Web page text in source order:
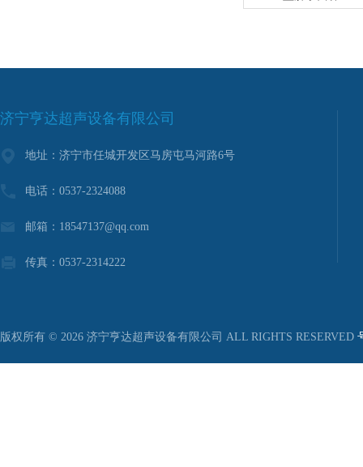
济宁亨达超声设备有限公司
地址：济宁市任城开发区马房屯马河路6号
电话：0537-2324088
邮箱：18547137@qq.com
传真：0537-2314222
版权所有 © 2026 济宁亨达超声设备有限公司 ALL RIGHTS RESERVED